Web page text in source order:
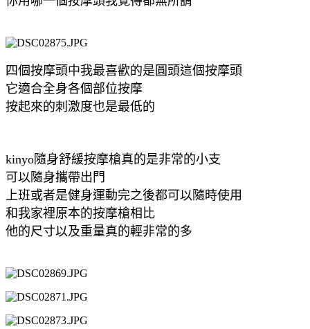
四個按摩頭中我最喜歡的是圓頭這個按摩頭
它適合全身各個部位按摩
按起來的刺激度也是最低的
kinyo隨身舒緩按摩槍真的是非常的小支
可以隨身攜帶出門
上班或者是健身運動完之後都可以隨時使用
和我家裡原本的按摩槍相比
他的尺寸以及重量真的輕非常的多